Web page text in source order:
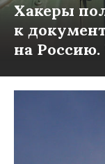
Хакеры
к
на Россию.